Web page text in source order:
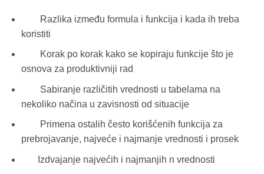
Razlika između formula i funkcija i kada ih treba
koristiti
Korak po korak kako se kopiraju funkcije što je
osnova za produktivniji rad
Sabiranje različitih vrednosti u tabelama na
nekoliko načina u zavisnosti od situacije
Primena ostalih često korišćenih funkcija za
prebrojavanje, najveće i najmanje vrednosti i prosek
Izdvajanje najvećih i najmanjih n vrednosti